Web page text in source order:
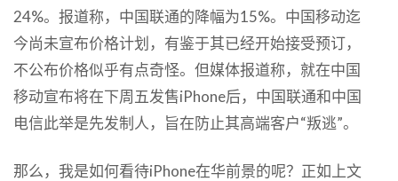
24%。报道称，中国联通的降幅为15%。中国移动迄
今尚未宣布价格计划，有鉴于其已经开始接受预订，
不公布价格似乎有点奇怪。但媒体报道称，就在中国
移动宣布将在下周五发售iPhone后，中国联通和中国
电信此举是先发制人，旨在防止其高端客户“叛逃”。
那么，我是如何看待iPhone在华前景的呢？正如上文